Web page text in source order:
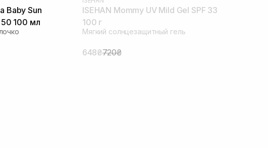
Baby Sun
50 100 мл
ISEHAN Mommy UV Mild Gel SPF 33
100 г
Мягкий солнцезащитный гель
648₴720₴